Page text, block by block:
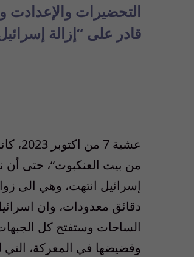
التحضيرات والإعدادت
قادر على “إزالة
عشية 7 من اكتوبر 2023، كانت رؤوسنا محشوة بخطابات قادة محور الممانعة، من أن إسرائيل
من بيت العنكبوت“، حتى أن
إسرائيل انتهت، وهي الى
دقائق معدودات، وان
الساحات وستفتح كل
وقضيضها في المعركة، التي